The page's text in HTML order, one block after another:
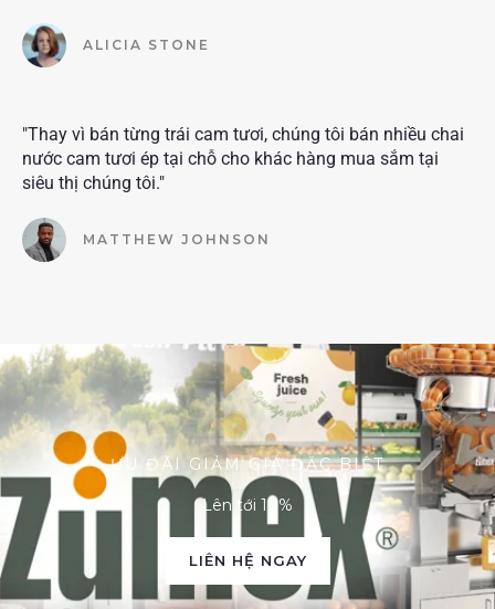
ALICIA STONE
"Thay vì bán từng trái cam tươi, chúng tôi bán nhiều chai
nước cam tươi ép tại chỗ cho khác hàng mua sắm tại
siêu thị chúng tôi."
MATTHEW JOHNSON
ƯU ĐÃI GIẢM GIÁ ĐẶC BIỆT
Lên tới 10%
LIÊN HỆ NGAY